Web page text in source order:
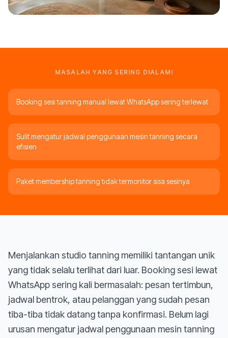
MASALAH YANG SERING DIALAMI
Booking sesi tanning manual lewat WhatsApp sering terlewat
Sulit mengatur jadwal penggunaan mesin tanning secara
efisien
Paket membership tanning tidak termonitor sisa sesinya
Menjalankan studio tanning memiliki tantangan unik
yang tidak selalu terlihat dari luar. Booking sesi lewat
WhatsApp sering kali bermasalah: pesan tertimbun,
jadwal bentrok, atau pelanggan yang sudah pesan
tiba-tiba tidak datang tanpa konfirmasi. Belum lagi
urusan mengatur jadwal penggunaan mesin tanning